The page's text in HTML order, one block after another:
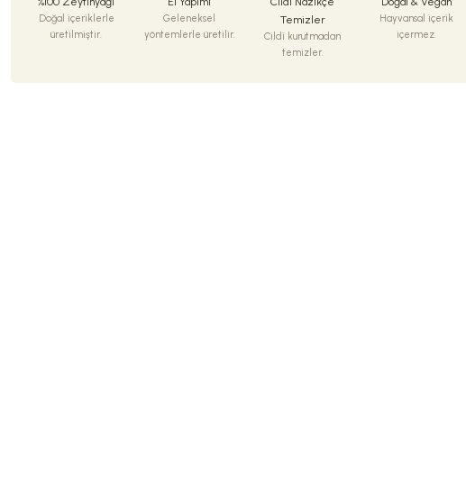
Doğal içeriklerle
üretilmiştir.
Geleneksel
yöntemlerle üretilir.
Temizler
Cildi kurutmadan
temizler.
Hayvansal içerik
içermez.